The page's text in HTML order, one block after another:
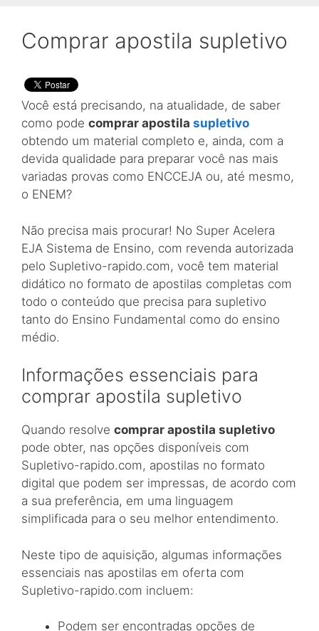
Comprar apostila supletivo
Você está precisando, na atualidade, de saber
como pode comprar apostila supletivo
obtendo um material completo e, ainda, com a
devida qualidade para preparar você nas mais
variadas provas como ENCCEJA ou, até mesmo,
o ENEM?
Não precisa mais procurar! No Super Acelera
EJA Sistema de Ensino, com revenda autorizada
pelo Supletivo-rapido.com, você tem material
didático no formato de apostilas completas com
todo o conteúdo que precisa para supletivo
tanto do Ensino Fundamental como do ensino
médio.
Informações essenciais para
comprar apostila supletivo
Quando resolve comprar apostila supletivo
pode obter, nas opções disponíveis com
Supletivo-rapido.com, apostilas no formato
digital que podem ser impressas, de acordo com
a sua preferência, em uma linguagem
simplificada para o seu melhor entendimento.
Neste tipo de aquisição, algumas informações
essenciais nas apostilas em oferta com
Supletivo-rapido.com incluem:
Podem ser encontradas opções de